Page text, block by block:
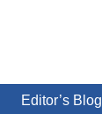
Editor’s Blog